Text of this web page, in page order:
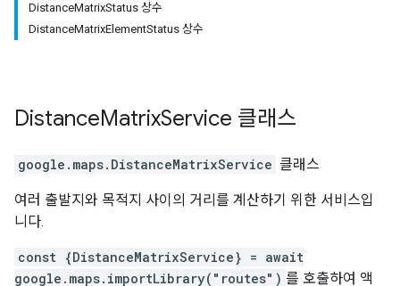
DistanceMatrixStatus 상수
DistanceMatrixElementStatus 상수
DistanceMatrixService 클래스
google.maps. DistanceMatrixService 클래스
여러 출발지와 목적지 사이의 거리를 계산하기 위한 서비스입
니다.
const {DistanceMatrixService} = await
google.maps.importLibrary("routes") 를 호출하여 액